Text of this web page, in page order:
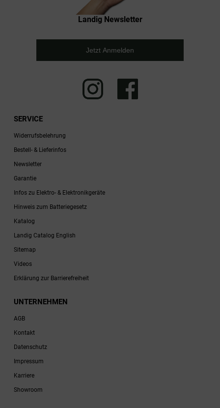
Landig Newsletter
Jetzt Anmelden
SERVICE
Widerrufsbelehrung
Bestell- & Lieferinfos
Newsletter
Garantie
Infos zu Elektro- & Elektronikgeräte
Hinweis zum Batteriegesetz
Katalog
Landig Catalog English
Sitemap
Videos
Erklärung zur Barrierefreiheit
UNTERNEHMEN
AGB
Kontakt
Datenschutz
Impressum
Karriere
Showroom